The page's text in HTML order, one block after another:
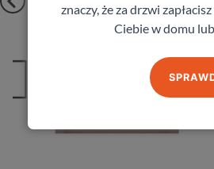
znaczy, że za drzwi
Ciebie w domu